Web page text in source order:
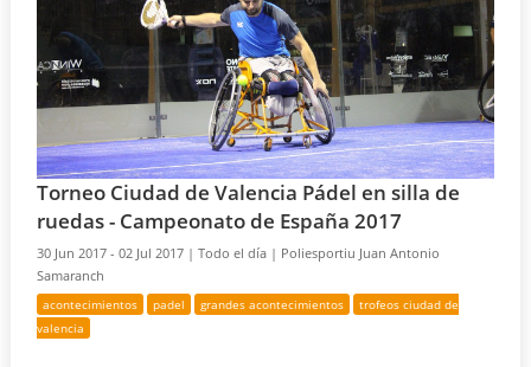
Torneo Ciudad de Valencia Pádel en silla de
ruedas - Campeonato de España 2017
30 Jun 2017 - 02 Jul 2017 |Todo el día | Poliesportiu Juan Antonio
Samaranch
acontecimientos padel grandes acontecimientos
trofeos ciudad de
valencia